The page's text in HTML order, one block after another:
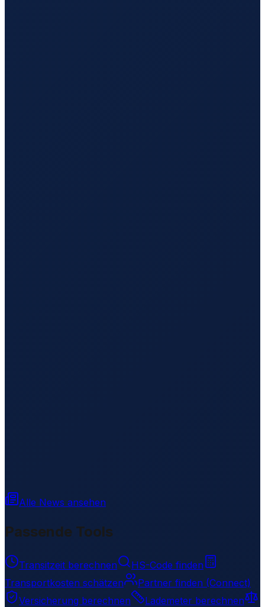
Alle News ansehen
Passende Tools
Transitzeit berechnen
HS-Code finden
Transportkosten schätzen
Partner finden (Connect)
Versicherung berechnen
Lademeter berechnen